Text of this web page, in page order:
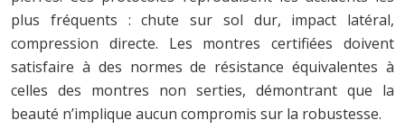
plus fréquents : chute sur sol dur, impact latéral,
compression directe. Les montres certifiées doivent
satisfaire à des normes de résistance équivalentes à
celles des montres non serties, démontrant que la
beauté n’implique aucun compromis sur la robustesse.